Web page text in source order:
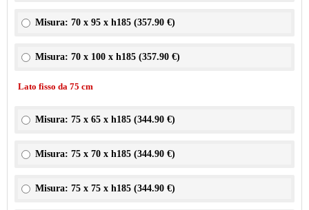
Misura: 70 x 95 x h185 (357.90 €)
Misura: 70 x 100 x h185 (357.90 €)
Lato fisso da 75 cm
Misura: 75 x 65 x h185 (344.90 €)
Misura: 75 x 70 x h185 (344.90 €)
Misura: 75 x 75 x h185 (344.90 €)